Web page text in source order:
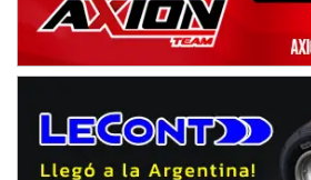
TUCUMANO - F5
El Timbó (Tucumán)
COBERTURA ESPECIAL DE E-KART.COM.AR
08/09-AGO
IAME SERIES ARGENTINA 6